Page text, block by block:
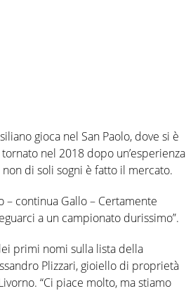
gioca nel San Paolo, dove si è
nel 2018 dopo un’esperienza
di soli sogni è fatto il mercato.
continua Gallo – Certamente
a un campionato durissimo”.
primi nomi sulla lista della
Plizzari, gioiello di proprietà
“Ci piace molto, ma stiamo